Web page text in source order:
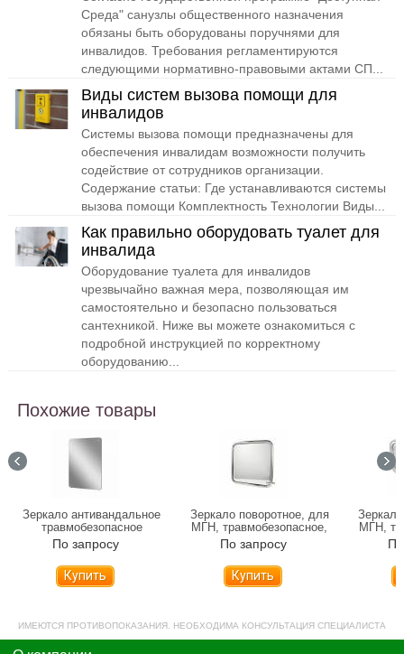
Среда" санузлы общественного назначения
обязаны быть оборудованы поручнями для
инвалидов. Требования регламентируются
следующими нормативно-правовыми актами СП...
Виды систем вызова помощи для
инвалидов
Системы вызова помощи предназначены для
обеспечения инвалидам возможности получить
содействие от сотрудников организации.
Содержание статьи: Где устанавливаются системы
вызова помощи Комплектность Технологии Виды...
Как правильно оборудовать туалет для
инвалида
Оборудование туалета для инвалидов
чрезвычайно важная мера, позволяющая им
самостоятельно и безопасно пользоваться
сантехникой. Ниже вы можете ознакомиться с
подробной инструкцией по корректному
оборудованию...
Похожие товары
Зеркало антивандальное
травмобезопасное
нержавеющая сталь 600 х
400 мм (50478-1)
По запросу
Купить
Зеркало поворотное, для
МГН, травмобезопасное,
нержавеющая сталь,
68x68 см
По запросу
Купить
МГН,
ИМЕЮТСЯ ПРОТИВОПОКАЗАНИЯ. НЕОБХОДИМА КОНСУЛЬТАЦИЯ СПЕЦИАЛИСТА